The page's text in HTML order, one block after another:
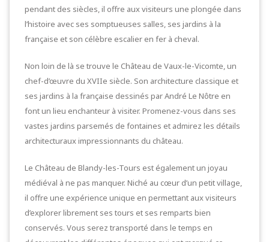
pendant des siècles, il offre aux visiteurs une plongée dans
l’histoire avec ses somptueuses salles, ses jardins à la
française et son célèbre escalier en fer à cheval.
Non loin de là se trouve le Château de Vaux-le-Vicomte, un
chef-d’œuvre du XVIIe siècle. Son architecture classique et
ses jardins à la française dessinés par André Le Nôtre en
font un lieu enchanteur à visiter. Promenez-vous dans ses
vastes jardins parsemés de fontaines et admirez les détails
architecturaux impressionnants du château.
Le Château de Blandy-les-Tours est également un joyau
médiéval à ne pas manquer. Niché au cœur d’un petit village,
il offre une expérience unique en permettant aux visiteurs
d’explorer librement ses tours et ses remparts bien
conservés. Vous serez transporté dans le temps en